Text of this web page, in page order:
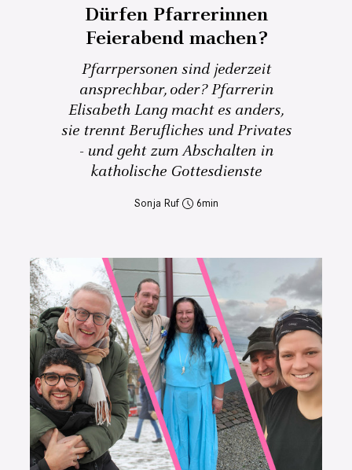
Dürfen Pfarrerinnen
Feierabend machen?
Pfarrpersonen sind jederzeit
ansprechbar, oder? Pfarrerin
Elisabeth Lang macht es anders,
sie trennt Berufliches und Privates
- und geht zum Abschalten in
katholische Gottesdienste
Sonja Ruf 6